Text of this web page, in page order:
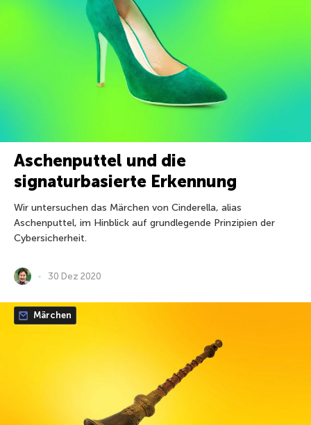
Aschenputtel und die
signaturbasierte Erkennung
Wir untersuchen das Märchen von Cinderella, alias
Aschenputtel, im Hinblick auf grundlegende Prinzipien der
Cybersicherheit.
30 Dez 2020
Märchen